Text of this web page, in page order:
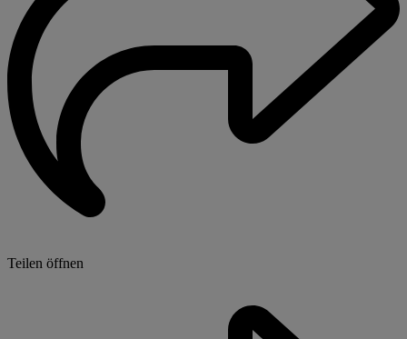
Teilen öffnen